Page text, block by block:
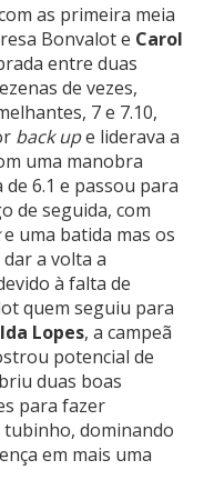
as primeira meia
Bonvalot e Carol
entre duas
de vezes,
7 e 7.10,
back upe liderava a
uma manobra
6.1 e passou para
de seguida, com
e uma batida mas os
a volta a
à falta de
quem seguiu para
Lopes, a campeã
potencial de
duas boas
para fazer
dominando
em mais uma